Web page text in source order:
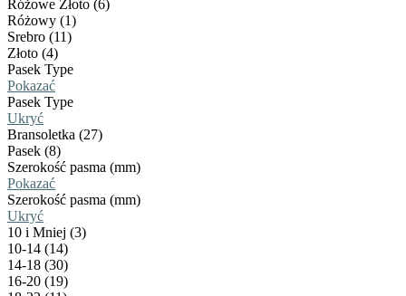
Różowe Złoto (6)
Różowy (1)
Srebro (11)
Złoto (4)
Pasek Type
Pokazać
Pasek Type
Ukryć
Bransoletka (27)
Pasek (8)
Szerokość pasma (mm)
Pokazać
Szerokość pasma (mm)
Ukryć
10 i Mniej (3)
10-14 (14)
14-18 (30)
16-20 (19)